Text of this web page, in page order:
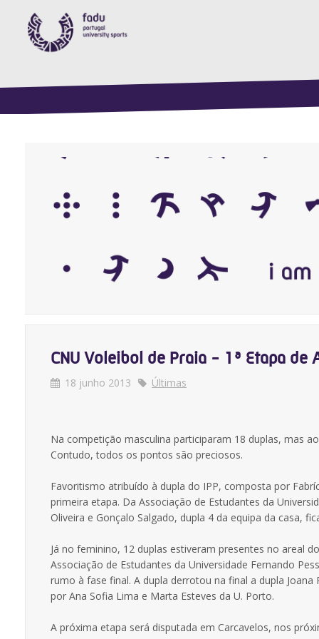
CNU Voleibol de Praia - 1ª Etapa de
18 junho 2013 Últimas
Na competição masculina participaram 18 duplas, mas
Contudo, todos os pontos são preciosos.
Favoritismo atribuído à dupla do IPP, composta por
primeira etapa. Da Associação de Estudantes da
Oliveira e Gonçalo Salgado, dupla 4 da equipa da casa,
Já no feminino, 12 duplas estiveram presentes no areal
Associação de Estudantes da Universidade Fernando
rumo à fase final. A dupla derrotou na final a dupla
por Ana Sofia Lima e Marta Esteves da U. Porto.
A próxima etapa será disputada em Carcavelos, nos